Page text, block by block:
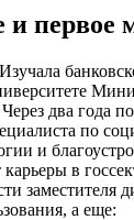
и первое
два года
по
и
карьеры в
заместителя
а еще: